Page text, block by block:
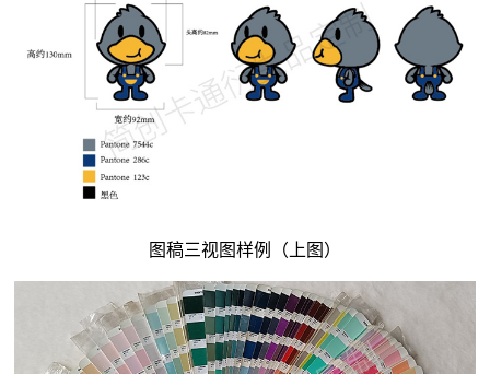
图稿三视图样例（上图）